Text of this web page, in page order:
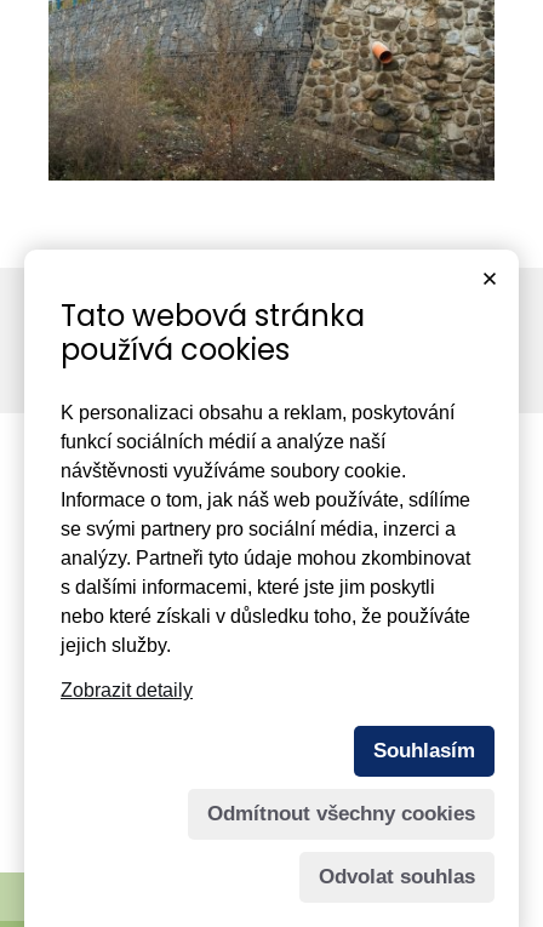
+420 475 201 349
Mařákova 3079/2, 400 01
Ústí nad Labem
- člen holdingu
Spravuje:
Tato webová stránka
používá cookies
K personalizaci obsahu a reklam, poskytování
funkcí sociálních médií a analýze naší
návštěvnosti využíváme soubory cookie.
Informace o tom, jak náš web používáte, sdílíme
se svými partnery pro sociální média, inzerci a
analýzy. Partneři tyto údaje mohou zkombinovat
s dalšími informacemi, které jste jim poskytli
nebo které získali v důsledku toho, že používáte
jejich služby.
Zobrazit detaily
Souhlasím
Odmítnout všechny cookies
Odvolat souhlas